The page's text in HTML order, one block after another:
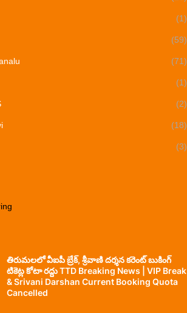
(1)
(59)
(71)
(1)
(2)
(18)
(3)
తిరుమలలో వీఐపీ బ్రేక్, శ్రీవాణి దర్శన కరెంట్ బుకింగ్
టికెట్ల కోటా రద్దు TTD Breaking News | VIP Break
& Srivani Darshan Current Booking Quota
Cancelled